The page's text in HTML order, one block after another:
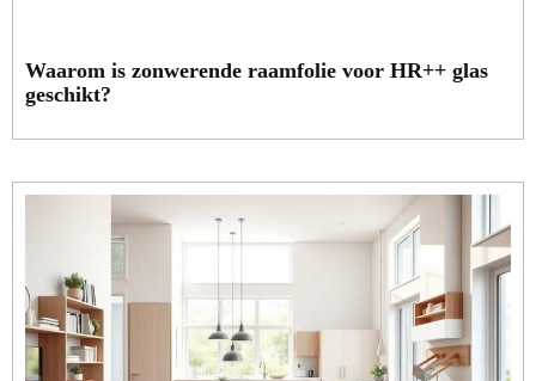
Waarom is zonwerende raamfolie voor HR++ glas
geschikt?